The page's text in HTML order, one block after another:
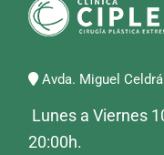
Avda. Miguel
Lunes a Viernes
20:00h.